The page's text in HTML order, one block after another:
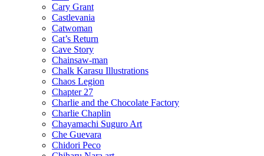
Cary Grant
Castlevania
Catwoman
Cat’s Return
Cave Story
Chainsaw-man
Chalk Karasu Illustrations
Chaos Legion
Chapter 27
Charlie and the Chocolate Factory
Charlie Chaplin
Chayamachi Suguro Art
Che Guevara
Chidori Peco